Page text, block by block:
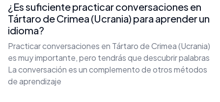
¿Es suficiente practicar conversaciones en
Tártaro de Crimea (Ucrania) para aprender un
idioma?
Practicar conversaciones en Tártaro de Crimea (Ucrania)
es muy importante, pero tendrás que descubrir palabras
La conversación es un complemento de otros métodos
de aprendizaje